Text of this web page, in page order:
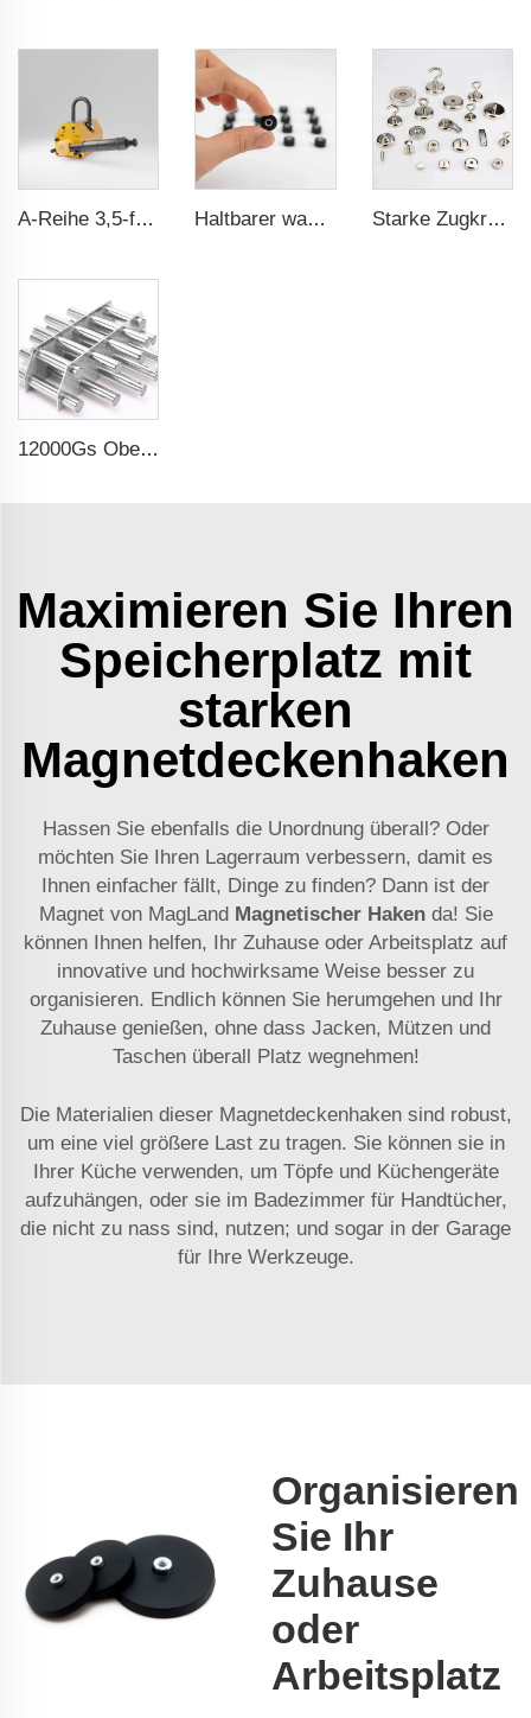
A-Reihe 3,5-fache Sicherheitsausstattung CE-Zertifizierung ma Haltbarer wasserdichter Gummibeschichteter Magnet Starke Zugkraft Topf-Magnet-Halterung
12000Gs Oberflächenfeld polierter Edelstahl Magnetfilter
Maximieren Sie Ihren
Speicherplatz mit
starken
Magnetdeckenhaken
Hassen Sie ebenfalls die Unordnung überall? Oder
möchten Sie Ihren Lagerraum verbessern, damit es
Ihnen einfacher fällt, Dinge zu finden? Dann ist der
Magnet von MagLand Magnetischer Haken da! Sie
können Ihnen helfen, Ihr Zuhause oder Arbeitsplatz auf
innovative und hochwirksame Weise besser zu
organisieren. Endlich können Sie herumgehen und Ihr
Zuhause genießen, ohne dass Jacken, Mützen und
Taschen überall Platz wegnehmen!
Die Materialien dieser Magnetdeckenhaken sind robust,
um eine viel größere Last zu tragen. Sie können sie in
Ihrer Küche verwenden, um Töpfe und Küchengeräte
aufzuhängen, oder sie im Badezimmer für Handtücher,
die nicht zu nass sind, nutzen; und sogar in der Garage
für Ihre Werkzeuge.
Organisieren
Sie Ihr
Zuhause
oder
Arbeitsplatz